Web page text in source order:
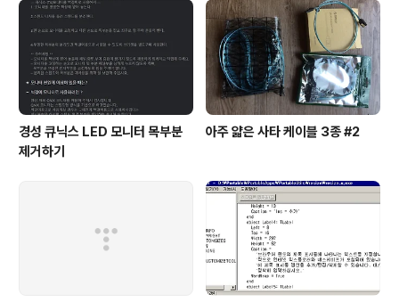
들을 자동화하기 위해 자주 사용한다. 마이크로소프트에서
사용하는 이름은 일괄 파일이다. 이곳에서는 스크립트는
그다지 다루지 않는다. 대부분 ..
경성 큐닉스 LED 모니터 목부분
제거하기
아주 얇은 사타 케이블 3종 #2